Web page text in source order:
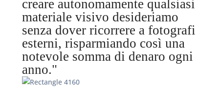
creare autonomamente qualsiasi
materiale visivo desideriamo
senza dover ricorrere a fotografi
esterni, risparmiando così una
notevole somma di denaro ogni
anno."